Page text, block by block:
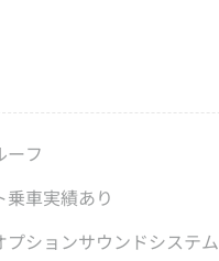
ーフ
乗車実績あり
プションサウンドシステム